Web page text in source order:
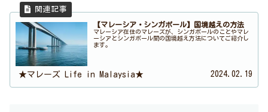
【マレーシア・シンガポール】国境越えの方法
マレーシア在住のマレーズが、シンガポールのことやマレ
ーシアとシンガポール間の国境越え方法についてご紹介し
ます。
★マレーズ Life in Malaysia★ 2024.02.19